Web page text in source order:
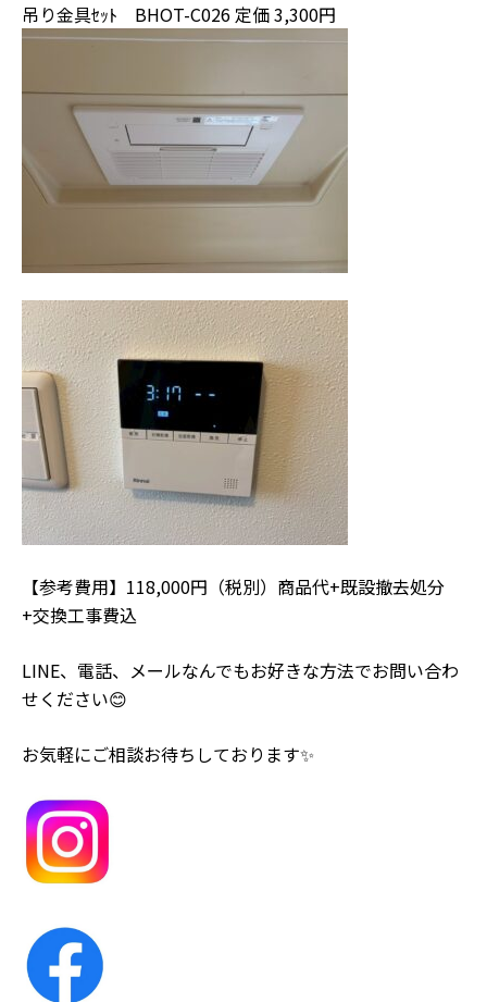
吊り金具ｾｯﾄ BHOT-C026 定価 3,300円
【参考費用】118,000円（税別）商品代+既設撤去処分
+交換工事費込
LINE、電話、メールなんでもお好きな方法でお問い合わ
せください😊
お気軽にご相談お待ちしております✨